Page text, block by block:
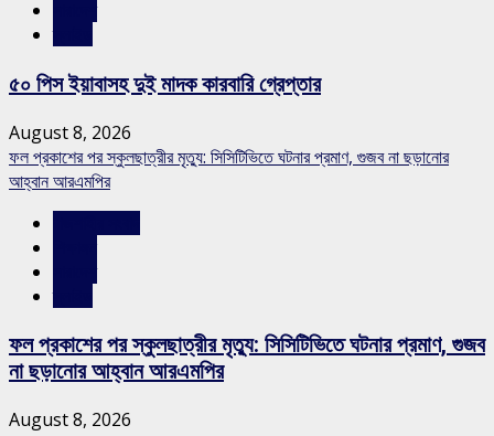
৫০ পিস ইয়াবাসহ দুই মাদক কারবারি গ্রেপ্তার
August 8, 2026
ফল প্রকাশের পর স্কুলছাত্রীর মৃত্যু: সিসিটিভিতে ঘটনার প্রমাণ, গুজব না ছড়ানোর
আহ্বান আরএমপির
ফল প্রকাশের পর স্কুলছাত্রীর মৃত্যু: সিসিটিভিতে ঘটনার প্রমাণ, গুজব
না ছড়ানোর আহ্বান আরএমপির
August 8, 2026